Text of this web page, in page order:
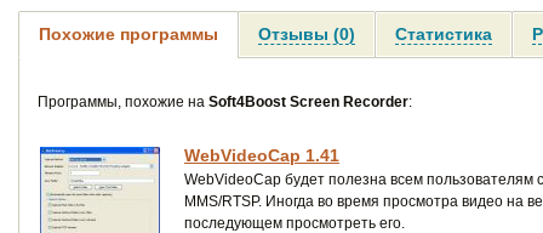
Похожие программы Отзывы (0) Статистика
Программы, похожие на Soft4Boost Screen Recorder:
WebVideoCap 1.41
WebVideoCap будет полезна всем
MMS/RTSP. Иногда во время просмотра видео на
последующем просмотреть его.